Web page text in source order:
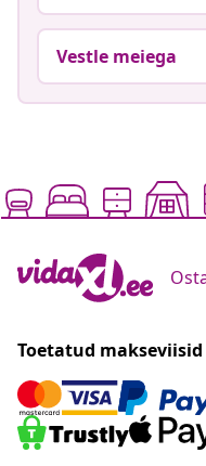
Vestle meiega
Toetatud makseviisid